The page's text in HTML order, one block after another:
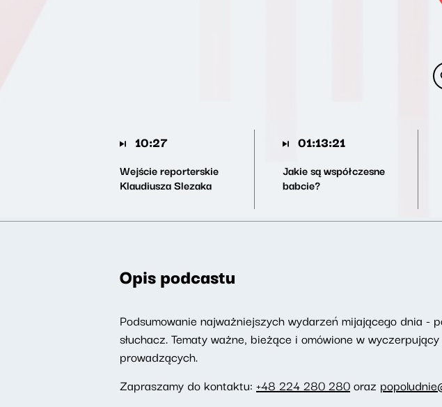
10:27
Wejście reporterskie
Klaudiusza Slezaka
01:13:21
Jakie są współczesne
babcie?
Opis podcastu
Podsumowanie najważniejszych wydarzeń mijającego dnia
słuchacz. Tematy ważne, bieżące i omówione w
prowadzących.
Zapraszamy do kontaktu: +48 224 280 280oraz